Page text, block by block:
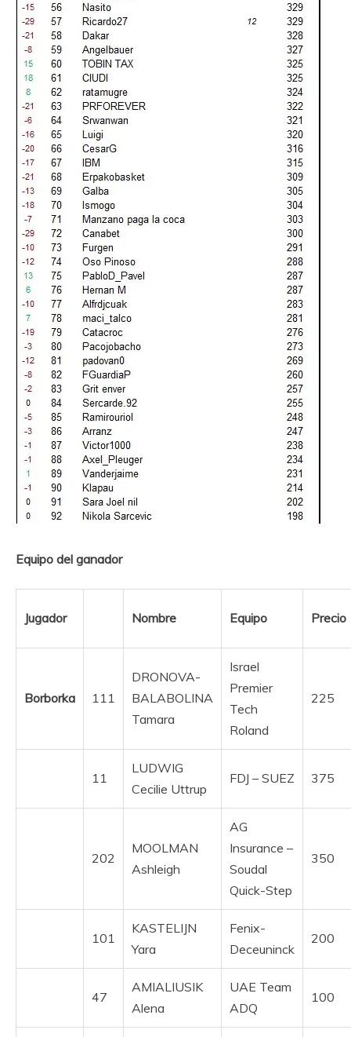
Equipo del ganador
Jugador Nombre Equipo Precio
Borborka 111
DRONOVA-
BALABOLINA
Tamara
Israel
Premier
Tech
Roland
225
11
LUDWIG
Cecilie Uttrup
FDJ – SUEZ 375
202
MOOLMAN
Ashleigh
AG
Insurance –
Soudal
Quick-Step
350
101
KASTELIJN
Yara
Fenix-
Deceuninck
200
47
AMIALIUSIK
Alena
UAE Team
ADQ
100